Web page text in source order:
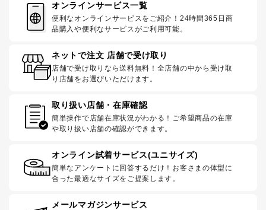
オンラインサービス一覧
便利なオンラインサービスをご紹介！24時間365日商
品購入や便利なサービスがご利用可能。
ネットで注文 店舗で受け取り
店舗で受け取りなら送料無料！全店舗の中から受け取
り店舗をお選びいただけます。
取り扱い店舗・在庫確認
簡単操作で店舗在庫状況がわかる！ご希望商品の在庫
や取り扱い店舗の確認ができます。
オンライン試着サービス(ユニサイズ)
簡単なアンケートに回答するだけ！お客さまの体型に
合った最適なサイズをご提案します。
メールマガジンサービス